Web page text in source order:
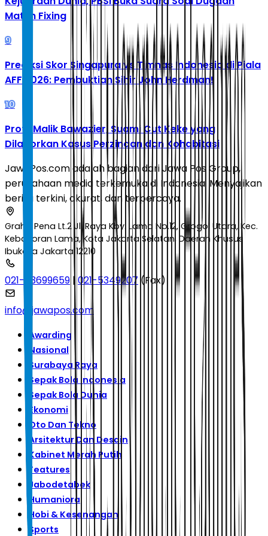
Match Fixing
9
Prediksi Skor Singapura vs Timnas Indonesia di Piala
AFF 2026: Pembuktian Sihir John Herdman!
10
Profil Malik Bawazier, Suami Cut Keke yang
Dilaporkan Kasus Perzinaan dan Kohabitasi
JawaPos.com adalah bagian dari Jawa Pos Group,
perusahaan media terkemuka di Indonesia. Menyajikan
berita terkini, akurat, dan terpercaya.
Graha Pena Lt.2 Jl. Raya Kby. Lama No.12, Grogol Utara, Kec.
Kebayoran Lama, Kota Jakarta Selatan, Daerah Khusus
Ibukota Jakarta 12210
021-53699659 |021-5349207 (Fax)
info@jawapos.com
Awarding
Nasional
Surabaya Raya
Sepak Bola Indonesia
Sepak Bola Dunia
Ekonomi
Oto Dan Tekno
Arsitektur Dan Desain
Kabinet Merah Putih
Features
Jabodetabek
Humaniora
Hobi & Kesenangan
Sports